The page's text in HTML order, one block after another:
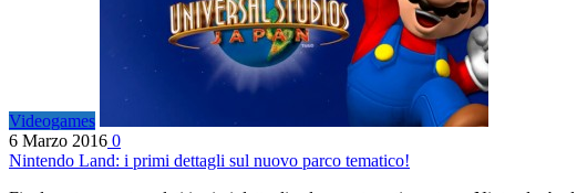
Videogames
6 Marzo 2016 0
Nintendo Land: i primi dettagli sul nuovo parco tematico!